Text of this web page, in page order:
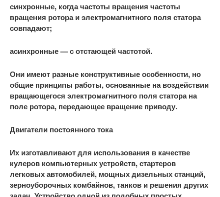
синхронные, когда частоты вращения частоты
вращения ротора и электромагнитного поля статора
совпадают;
асинхронные — с отстающей частотой.
Они имеют разные конструктивные особенности, но
общие принципы работы, основанные на воздействии
вращающегося электромагнитного поля статора на
поле ротора, передающее вращение приводу.
Двигатели постоянного тока
Их изготавливают для использования в качестве
кулеров компьютерных устройств, стартеров
легковых автомобилей, мощных дизельных станций,
зерноуборочных комбайнов, танков и решения других